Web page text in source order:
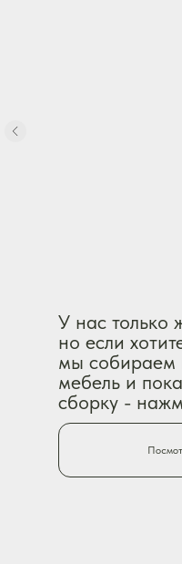
У нас только
но если
мы собираем
мебель и
сборку -
и
работа